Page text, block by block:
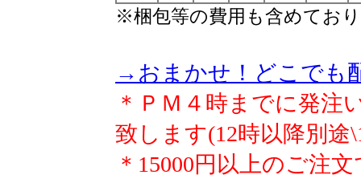
※梱包等の費用も含めてお
→おまかせ！どこでも
＊ＰＭ４時までに発注
致します(12時以降別途
＊15000円以上のご注